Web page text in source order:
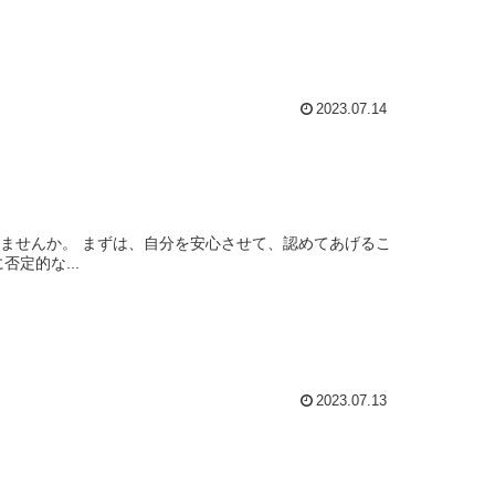
2023.07.14
言ってほしい言葉を、自分に言う 自分に否定的な...
2023.07.13